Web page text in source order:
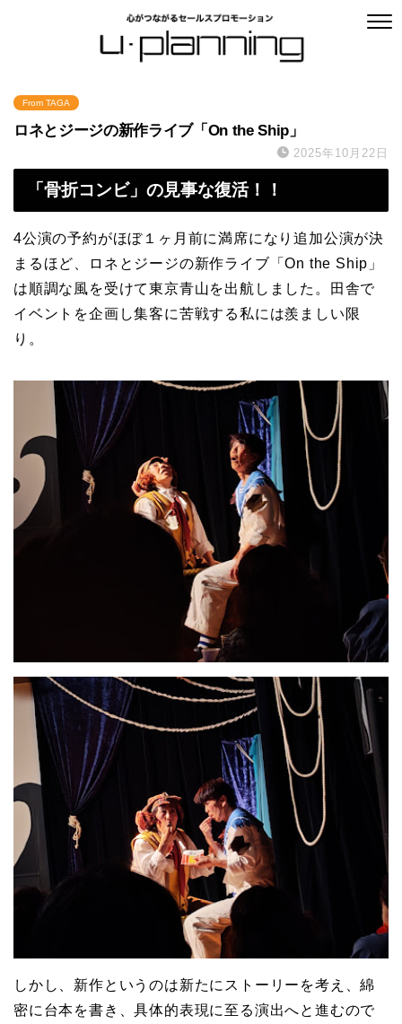
From TAGA
ロネとジージの新作ライブ「On the Ship」
2025年10月22日
「骨折コンビ」の見事な復活！！
4公演の予約がほぼ１ヶ月前に満席になり追加公演が決
まるほど、ロネとジージの新作ライブ「On the Ship」
は順調な風を受けて東京青山を出航しました。田舎で
イベントを企画し集客に苦戦する私には羨ましい限
り。
しかし、新作というのは新たにストーリーを考え、綿
密に台本を書き、具体的表現に至る演出へと進むので